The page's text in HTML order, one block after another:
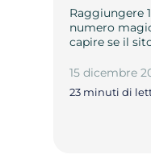
Raggiungere
numero
capire se il
15 dicembre
23 minuti di